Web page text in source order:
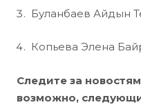
Буланбаев Айдын
Копьева Элена
Следите за
возможно,